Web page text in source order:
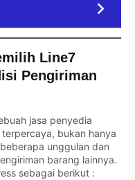
Line7
Pengiriman
jasa penyedia
bukan hanya
unggulan dan
barang lainnya.
sebagai berikut :